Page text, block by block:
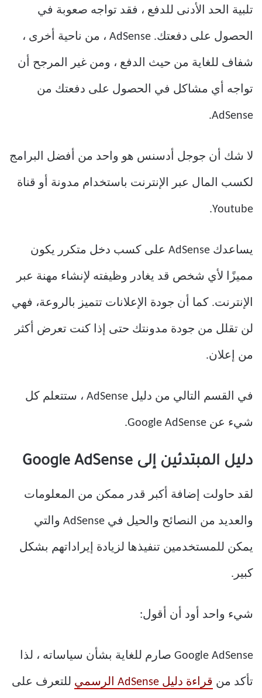
تلبية الحد الأدنى للدفع ، فقد تواجه صعوبة في
الحصول على دفعتك. AdSense ، من ناحية أخرى ،
شفاف للغاية من حيث الدفع ، ومن غير المرجح أن
تواجه أي مشاكل في الحصول على دفعتك من
AdSense.
لا شك أن جوجل أدسنس هو واحد من أفضل البرامج
لكسب المال عبر الإنترنت باستخدام مدونة أو قناة
Youtube.
يساعدك AdSense على كسب دخل متكرر يكون
مميزًا لأي شخص قد يغادر وظيفته لإنشاء مهنة عبر
الإنترنت. كما أن جودة الإعلانات تتميز بالروعة، فهي
لن تقلل من جودة مدونتك حتى إذا كنت تعرض أكثر
من إعلان.
في القسم التالي من دليل AdSense ، ستتعلم كل
شيء عن Google AdSense.
دليل المبتدئين إلى Google AdSense
لقد حاولت إضافة أكبر قدر ممكن من المعلومات
والعديد من النصائح والحيل في AdSense والتي
يمكن للمستخدمين تنفيذها لزيادة إيراداتهم بشكل
كبير.
شيء واحد أود أن أقول:
Google AdSense صارم للغاية بشأن سياساته ، لذا
تأكد من قراءة دليل AdSense الرسمي للتعرف على